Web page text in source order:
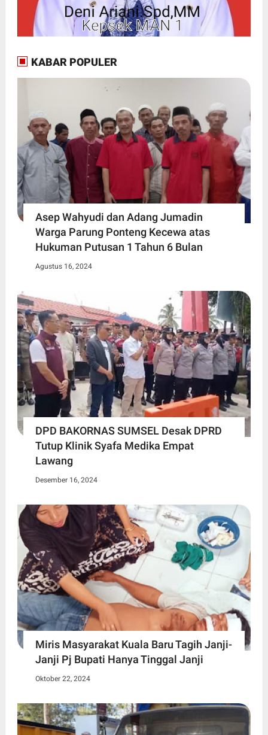
KABAR POPULER
Asep Wahyudi dan Adang Jumadin
Warga Parung Ponteng Kecewa atas
Hukuman Putusan 1 Tahun 6 Bulan
Agustus 16, 2024
DPD BAKORNAS SUMSEL Desak DPRD
Tutup Klinik Syafa Medika Empat
Lawang
Desember 16, 2024
Miris Masyarakat Kuala Baru Tagih Janji-
Janji Pj Bupati Hanya Tinggal Janji
Oktober 22, 2024